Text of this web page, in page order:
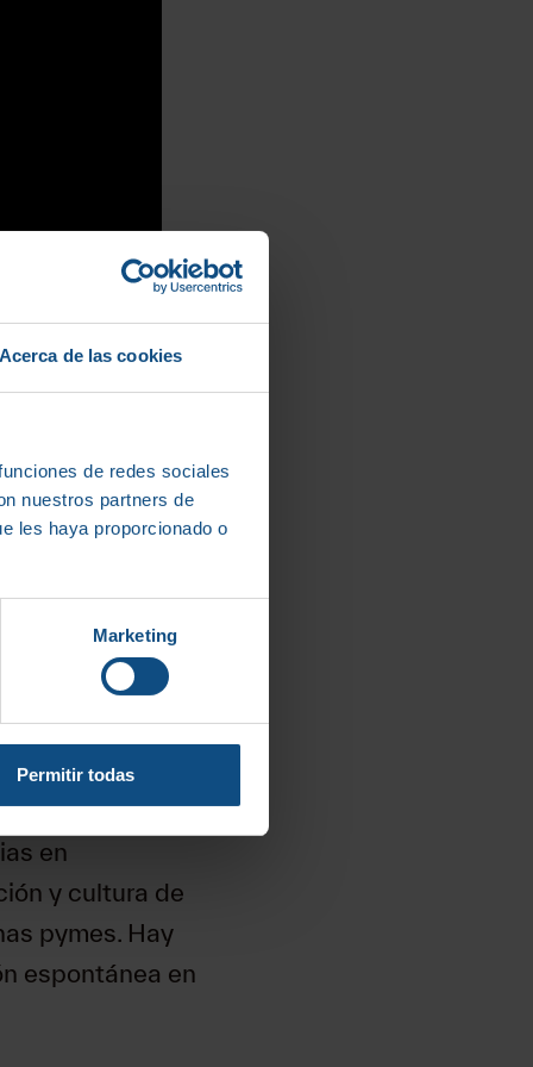
Acerca de las cookies
de redes sociales
nuestros partners de
les haya proporcionado o
Marketing
Permitir todas
forma de
afrontar la
no
en
y cultura de
pymes. Hay
espontánea en